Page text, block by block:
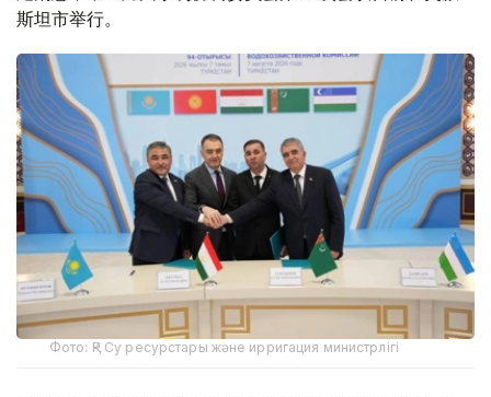
斯坦市举行。
Фото: ҚР Су ресурстары және ирригация министрлігі